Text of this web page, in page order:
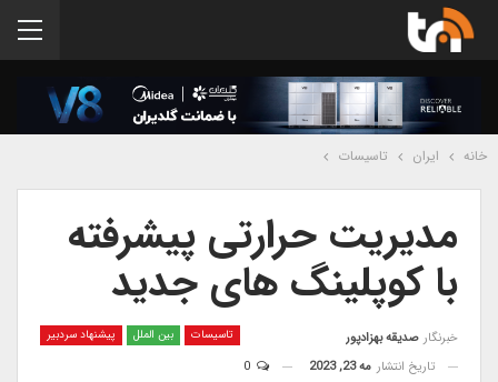
خانه ایران تاسیسات
مدیریت حرارتی پیشرفته
با کوپلینگ های جدید
تاسیسات بین الملل پیشنهاد سردبیر خبرنگار صدیقه بهزادپور
تاریخ انتشار مه 23, 2023